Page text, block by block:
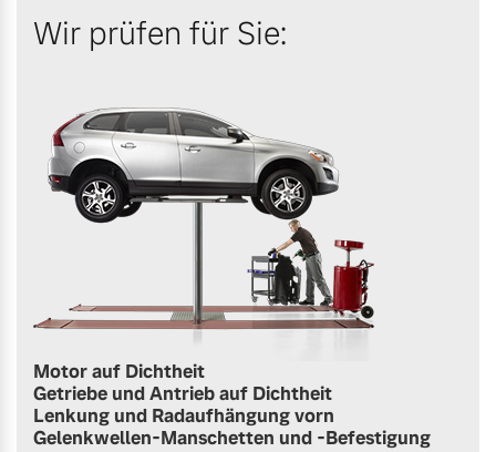
Wir prüfen für Sie:
Motor auf Dichtheit
Getriebe und Antrieb auf Dichtheit
Lenkung und Radaufhängung vorn
Gelenkwellen-Manschetten und -Befestigung